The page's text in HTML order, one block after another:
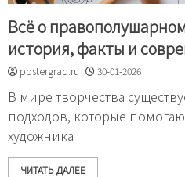
Всё о
история, факты и
postergrad.ru 30-01-2026
В мире творчества
подходов, которые
художника
ЧИТАТЬ ДАЛЕЕ